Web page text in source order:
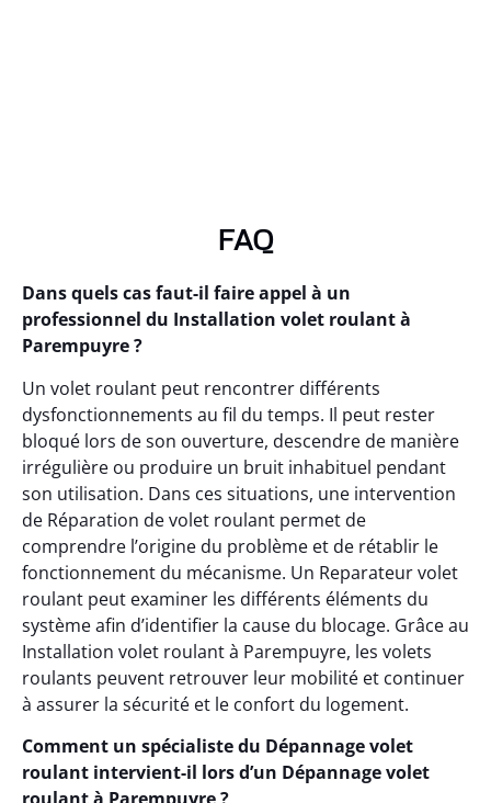
FAQ
Dans quels cas faut-il faire appel à un
professionnel du Installation volet roulant à
Parempuyre ?
Un volet roulant peut rencontrer différents
dysfonctionnements au fil du temps. Il peut rester
bloqué lors de son ouverture, descendre de manière
irrégulière ou produire un bruit inhabituel pendant
son utilisation. Dans ces situations, une intervention
de Réparation de volet roulant permet de
comprendre l’origine du problème et de rétablir le
fonctionnement du mécanisme. Un Reparateur volet
roulant peut examiner les différents éléments du
système afin d’identifier la cause du blocage. Grâce au
Installation volet roulant à Parempuyre, les volets
roulants peuvent retrouver leur mobilité et continuer
à assurer la sécurité et le confort du logement.
Comment un spécialiste du Dépannage volet
roulant intervient-il lors d’un Dépannage volet